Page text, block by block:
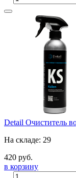
Detail Очиститель
На складе: 29
420 руб.
в корзину